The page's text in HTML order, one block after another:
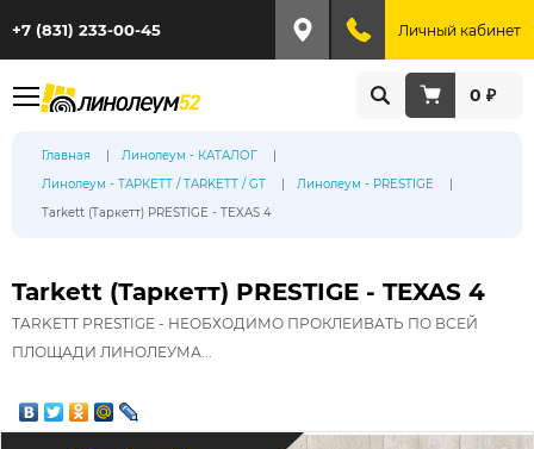
+7 (831) 233-00-45 Личный кабинет
0 ₽
Главная
Линолеум - КАТАЛОГ
Линолеум - ТАРКЕТТ / TARKETT / GT
Линолеум - PRESTIGE
Tarkett (Таркетт) PRESTIGE - TEXAS 4
Tarkett (Таркетт) PRESTIGE - TEXAS 4
TARKETT PRESTIGE - НЕОБХОДИМО ПРОКЛЕИВАТЬ ПО ВСЕЙ
ПЛОЩАДИ ЛИНОЛЕУМА...